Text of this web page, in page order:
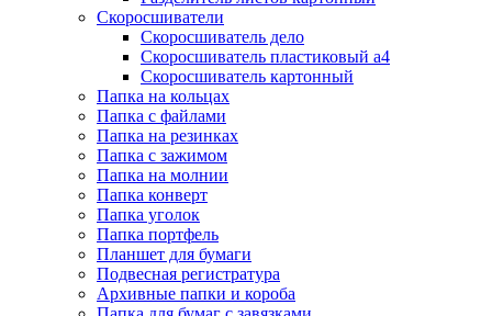
Скоросшиватели
Скоросшиватель дело
Скоросшиватель пластиковый а4
Скоросшиватель картонный
Папка на кольцах
Папка с файлами
Папка на резинках
Папка с зажимом
Папка на молнии
Папка конверт
Папка уголок
Папка портфель
Планшет для бумаги
Подвесная регистратура
Архивные папки и короба